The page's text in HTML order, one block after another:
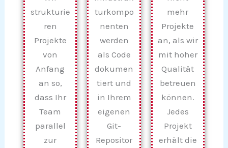
strukturie
ren
Projekte
von
Anfang
an so,
dass Ihr
Team
parallel
zur
turkompo
nenten
werden
als Code
dokumen
tiert und
in Ihrem
eigenen
Git-
Repositor
mehr
Projekte
an, als wir
mit hoher
Qualität
betreuen
können.
Jedes
Projekt
erhält die